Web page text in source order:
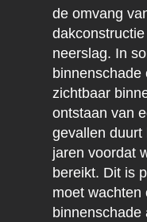
de omvang
neerslag. In
binnenschade
zichtbaar
ontstaan van
gevallen duurt
jaren voordat
bereikt. Dit is
moet wachten
binnenschade